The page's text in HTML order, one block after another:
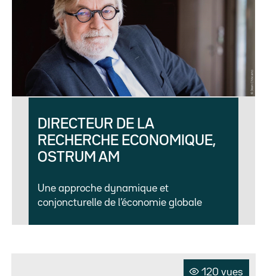
DIRECTEUR DE LA
RECHERCHE ECONOMIQUE,
OSTRUM AM
Une approche dynamique et
conjoncturelle de l’économie globale
120 vues